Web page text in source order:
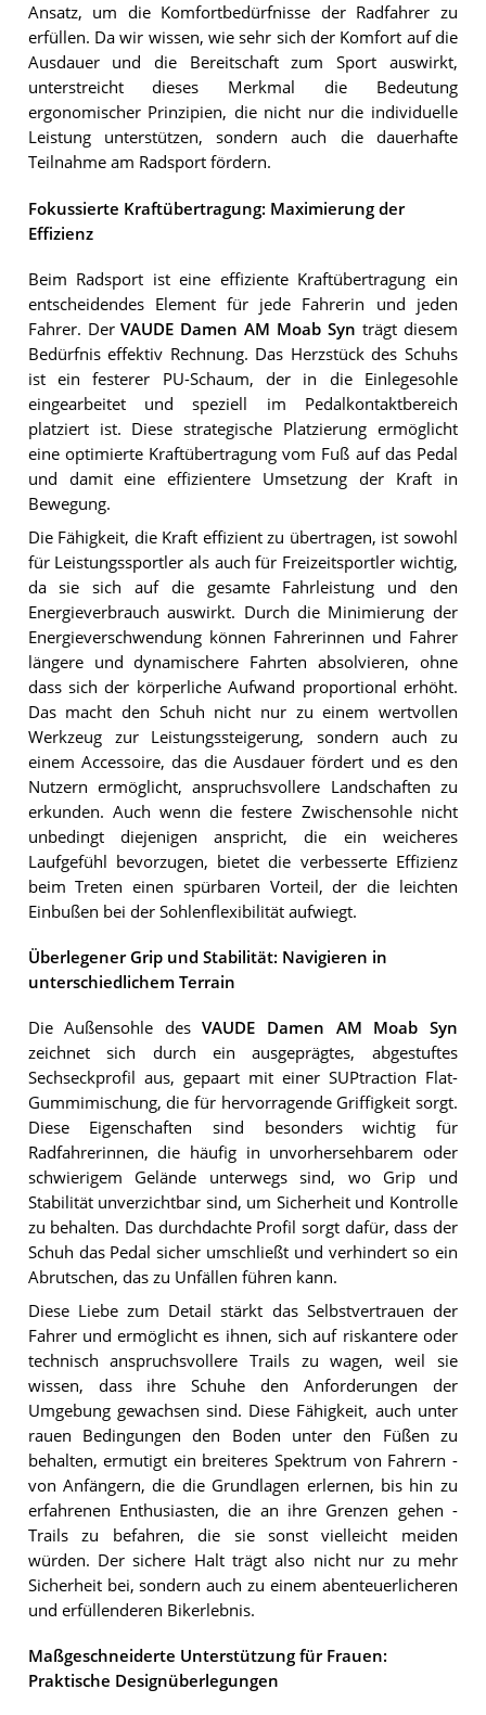
Ansatz, um die Komfortbedürfnisse der Radfahrer zu
erfüllen. Da wir wissen, wie sehr sich der Komfort auf die
Ausdauer und die Bereitschaft zum Sport auswirkt,
unterstreicht dieses Merkmal die Bedeutung
ergonomischer Prinzipien, die nicht nur die individuelle
Leistung unterstützen, sondern auch die dauerhafte
Teilnahme am Radsport fördern.
Fokussierte Kraftübertragung: Maximierung der
Effizienz
Beim Radsport ist eine effiziente Kraftübertragung ein
entscheidendes Element für jede Fahrerin und jeden
Fahrer. DerVAUDE Damen AM Moab Syn trägt diesem
Bedürfnis effektiv Rechnung. Das Herzstück des Schuhs
ist ein festerer PU-Schaum, der in die Einlegesohle
eingearbeitet und speziell im Pedalkontaktbereich
platziert ist. Diese strategische Platzierung ermöglicht
eine optimierte Kraftübertragung vom Fuß auf das Pedal
und damit eine effizientere Umsetzung der Kraft in
Bewegung.
Die Fähigkeit, die Kraft effizient zu übertragen, ist sowohl
für Leistungssportler als auch für Freizeitsportler wichtig,
da sie sich auf die gesamte Fahrleistung und den
Energieverbrauch auswirkt. Durch die Minimierung der
Energieverschwendung können Fahrerinnen und Fahrer
längere und dynamischere Fahrten absolvieren, ohne
dass sich der körperliche Aufwand proportional erhöht.
Das macht den Schuh nicht nur zu einem wertvollen
Werkzeug zur Leistungssteigerung, sondern auch zu
einem Accessoire, das die Ausdauer fördert und es den
Nutzern ermöglicht, anspruchsvollere Landschaften zu
erkunden. Auch wenn die festere Zwischensohle nicht
unbedingt diejenigen anspricht, die ein weicheres
Laufgefühl bevorzugen, bietet die verbesserte Effizienz
beim Treten einen spürbaren Vorteil, der die leichten
Einbußen bei der Sohlenflexibilität aufwiegt.
Überlegener Grip und Stabilität: Navigieren in
unterschiedlichem Terrain
Die Außensohle desVAUDE Damen AM Moab Syn
zeichnet sich durch ein ausgeprägtes, abgestuftes
Sechseckprofil aus, gepaart mit einer SUPtraction Flat-
Gummimischung, die für hervorragende Griffigkeit sorgt.
Diese Eigenschaften sind besonders wichtig für
Radfahrerinnen, die häufig in unvorhersehbarem oder
schwierigem Gelände unterwegs sind, wo Grip und
Stabilität unverzichtbar sind, um Sicherheit und Kontrolle
zu behalten. Das durchdachte Profil sorgt dafür, dass der
Schuh das Pedal sicher umschließt und verhindert so ein
Abrutschen, das zu Unfällen führen kann.
Diese Liebe zum Detail stärkt das Selbstvertrauen der
Fahrer und ermöglicht es ihnen, sich auf riskantere oder
technisch anspruchsvollere Trails zu wagen, weil sie
wissen, dass ihre Schuhe den Anforderungen der
Umgebung gewachsen sind. Diese Fähigkeit, auch unter
rauen Bedingungen den Boden unter den Füßen zu
behalten, ermutigt ein breiteres Spektrum von Fahrern -
von Anfängern, die die Grundlagen erlernen, bis hin zu
erfahrenen Enthusiasten, die an ihre Grenzen gehen -
Trails zu befahren, die sie sonst vielleicht meiden
würden. Der sichere Halt trägt also nicht nur zu mehr
Sicherheit bei, sondern auch zu einem abenteuerlicheren
und erfüllenderen Bikerlebnis.
Maßgeschneiderte Unterstützung für Frauen:
Praktische Designüberlegungen